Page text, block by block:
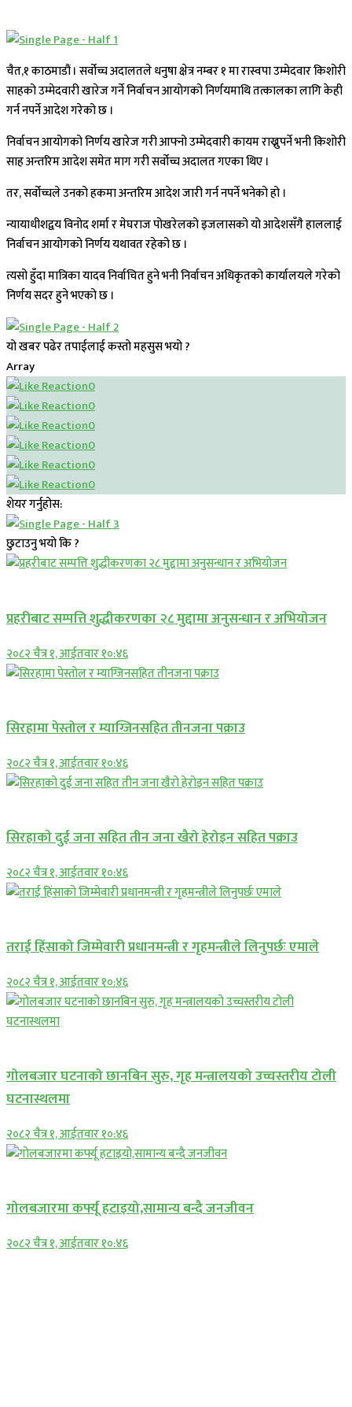
चैत,१ काठमाडौं । सर्वोच्च अदालतले धनुषा क्षेत्र नम्बर १ मा रास्वपा उम्मेदवार किशोरी
साहको उम्मेदवारी खारेज गर्ने निर्वाचन आयोगको निर्णयमाथि तत्कालका लागि केही
गर्न नपर्ने आदेश गरेको छ ।
निर्वाचन आयोगको निर्णय खारेज गरी आफ्नो उम्मेदवारी कायम राख्नुपर्ने भनी किशोरी
साह अन्तरिम आदेश समेत माग गरी सर्वोच्च अदालत गएका थिए ।
तर, सर्वोच्चले उनको हकमा अन्तरिम आदेश जारी गर्न नपर्ने भनेको हो ।
न्यायाधीशद्वय विनोद शर्मा र मेघराज पोखरेलको इजलासको यो आदेशसँगै हाललाई
निर्वाचन आयोगको निर्णय यथावत रहेको छ ।
त्यसो हुँदा मात्रिका यादव निर्वाचित हुने भनी निर्वाचन अधिकृतको कार्यालयले गरेको
निर्णय सदर हुने भएको छ ।
यो खबर पढेर तपाईलाई कस्तो महसुस भयो ?
Array
0
0
0
0
0
0
शेयर गर्नुहोस:
छुटाउनु भयो कि ?
प्रहरीबाट सम्पत्ति शुद्धीकरणका २८ मुद्दामा अनुसन्धान र अभियोजन
२०८२ चैत्र १, आईतवार १०:४६
सिरहामा पेस्तोल र म्याग्जिनसहित तीनजना पक्राउ
२०८२ चैत्र १, आईतवार १०:४६
सिरहाकाे दुई जना सहित तीन जना खैरो हेरोइन सहित पक्राउ
२०८२ चैत्र १, आईतवार १०:४६
तराई हिंसाको जिम्मेवारी प्रधानमन्त्री र गृहमन्त्रीले लिनुपर्छः एमाले
२०८२ चैत्र १, आईतवार १०:४६
गोलबजार घटनाको छानबिन सुरु, गृह मन्त्रालयको उच्चस्तरीय टोली
घटनास्थलमा
२०८२ चैत्र १, आईतवार १०:४६
गोलबजारमा कर्फ्यू हटाइयो,सामान्य बन्दै जनजीवन
२०८२ चैत्र १, आईतवार १०:४६